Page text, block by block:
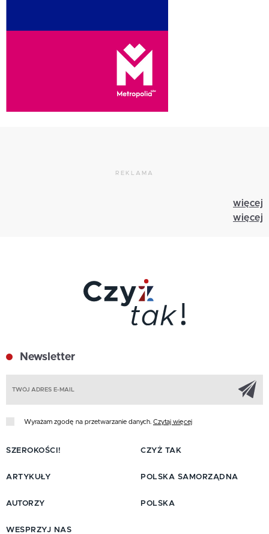
REKLAMA
więcej
więcej
Newsletter
Wyrażam zgodę na przetwarzanie danych. Czytaj więcej
SZEROKOŚCI!
ARTYKUŁY
AUTORZY
CZYŻ TAK
POLSKA SAMORZĄDNA
POLSKA
WESPRZYJ NAS